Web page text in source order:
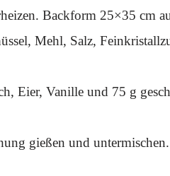
Backform 25×35 cm
Mehl, Salz,
Eier, Vanille und 75 g
gießen und